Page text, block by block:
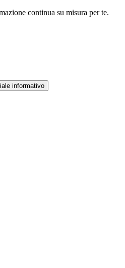
continua su misura per te.
informativo